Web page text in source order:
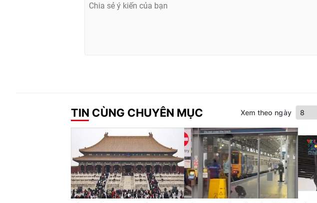
TIN CÙNG CHUYÊN MỤC Xem theo ngày